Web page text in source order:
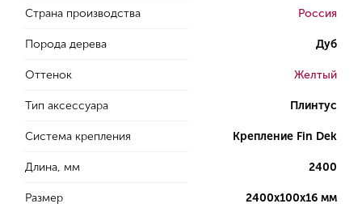
Страна производства Россия
Порода дерева Дуб
Оттенок Желтый
Тип аксессуара Плинтус
Система крепления Крепление Fin Dek
Длина, мм 2400
Размер 2400х100х16 мм